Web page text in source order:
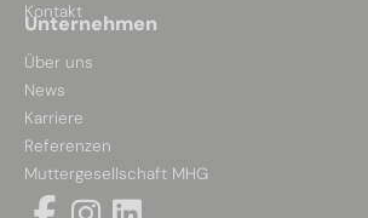
Kontakt
Unternehmen
Über uns
News
Karriere
Referenzen
Muttergesellschaft MHG